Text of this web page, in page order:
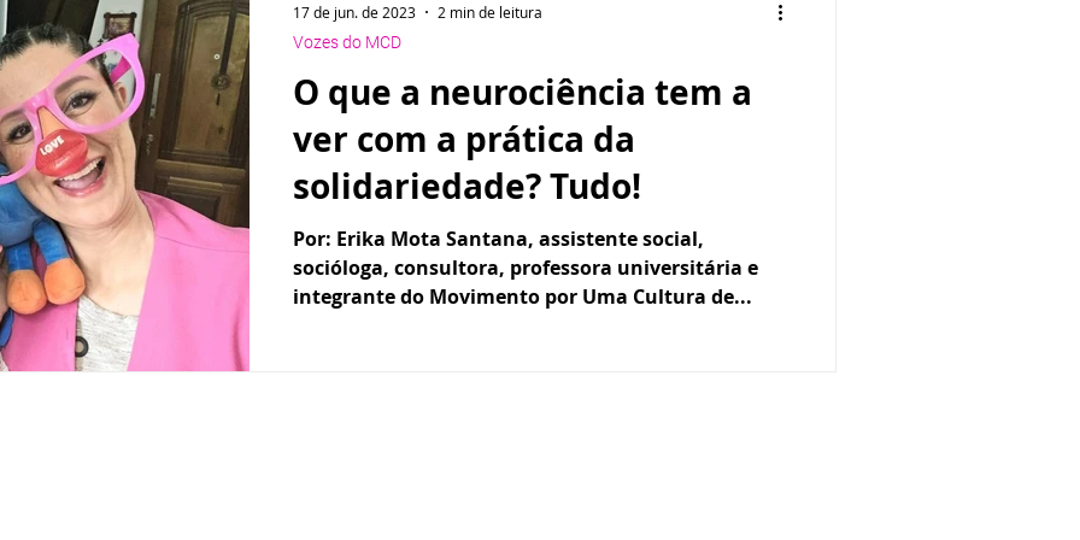
O que a neurociência tem a
ver com a prática da
solidariedade? Tudo!
Por: Erika Mota Santana, assistente social,
socióloga, consultora, professora universitária e
integrante do Movimento por Uma Cultura de...
Vozes do MCD
17 de jun. de 2023 2 min de leitura